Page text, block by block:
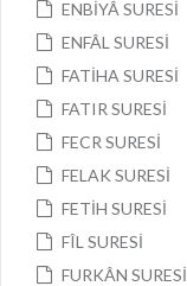
ENBİYÂ SURESİ
ENFÂL SURESİ
FATİHA SURESİ
FATIR SURESİ
FECR SURESİ
FELAK SURESİ
FETİH SURESİ
FÎL SURESİ
FURKÂN SURESİ